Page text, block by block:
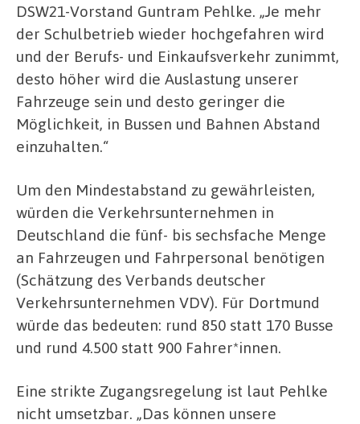
DSW21-Vorstand Guntram Pehlke. „Je mehr
der Schulbetrieb wieder hochgefahren wird
und der Berufs- und Einkaufsverkehr zunimmt,
desto höher wird die Auslastung unserer
Fahrzeuge sein und desto geringer die
Möglichkeit, in Bussen und Bahnen Abstand
einzuhalten.“
Um den Mindestabstand zu gewährleisten,
würden die Verkehrsunternehmen in
Deutschland die fünf- bis sechsfache Menge
an Fahrzeugen und Fahrpersonal benötigen
(Schätzung des Verbands deutscher
Verkehrsunternehmen VDV). Für Dortmund
würde das bedeuten: rund 850 statt 170 Busse
und rund 4.500 statt 900 Fahrer*innen.
Eine strikte Zugangsregelung ist laut Pehlke
nicht umsetzbar. „Das können unsere